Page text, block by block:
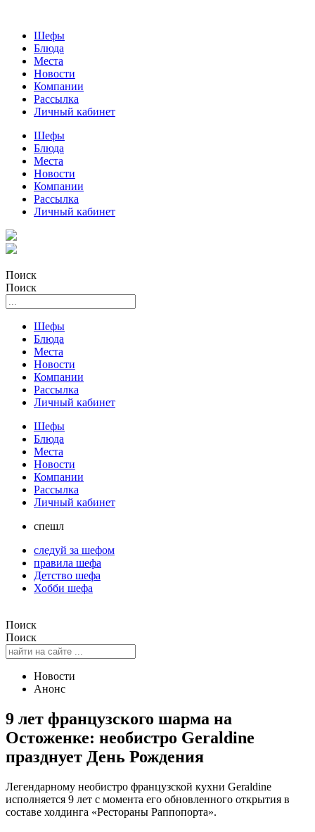
Шефы
Блюда
Места
Новости
Компании
Рассылка
Личный кабинет
Шефы
Блюда
Места
Новости
Компании
Рассылка
Личный кабинет
Поиск
Поиск
Шефы
Блюда
Места
Новости
Компании
Рассылка
Личный кабинет
Шефы
Блюда
Места
Новости
Компании
Рассылка
Личный кабинет
спешл
следуй за шефом
правила шефа
Детство шефа
Хобби шефа
Поиск
Поиск
Новости
Анонс
9 лет французского шарма на
Остоженке: необистро Geraldine
празднует День Рождения
Легендарному необистро французской кухни Geraldine
исполняется 9 лет с момента его обновленного открытия в
составе холдинга «Рестораны Раппопорта».